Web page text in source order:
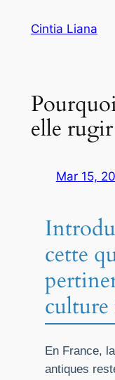
Cintia Liana
elle
Mar 15,
cette
culture
En France,
antiques